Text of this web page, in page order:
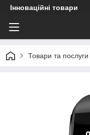
Інноваційні товари
Товари та послуги